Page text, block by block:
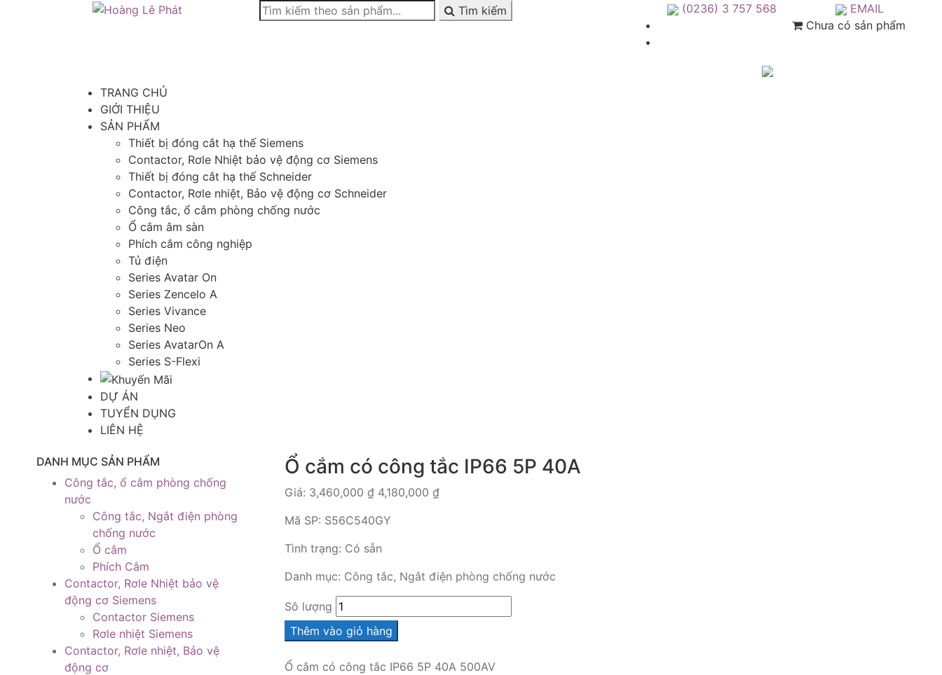
Tìm kiếm (0236) 3 757 568
EMAIL
Chưa có sản phẩm
TRANG CHỦ
GIỚI THIỆU
SẢN PHẨM
Thiết bị đóng cắt hạ thế Siemens
Contactor, Rơle Nhiệt bảo vệ động cơ Siemens
Thiết bị đóng cắt hạ thế Schneider
Contactor, Rơle nhiệt, Bảo vệ động cơ Schneider
Công tắc, ổ cắm phòng chống nước
Ổ cắm âm sàn
Phích cắm công nghiệp
Tủ điện
Series Avatar On
Series Zencelo A
Series Vivance
Series Neo
Series AvatarOn A
Series S-Flexi
DỰ ÁN
TUYỂN DỤNG
LIÊN HỆ
DANH MỤC SẢN PHẨM
Công tắc, ổ cắm phòng chống
nước
Công tắc, Ngắt điện phòng
chống nước
Ổ cắm
Phích Cắm
Contactor, Rơle Nhiệt bảo vệ
động cơ Siemens
Contactor Siemens
Rơle nhiệt Siemens
Contactor, Rơle nhiệt, Bảo vệ
động cơ
Ổ cắm có công tắc IP66 5P 40A
Giá: 3,460,000 ₫ 4,180,000 ₫
Mã SP: S56C540GY
Tình trạng: Có sẵn
Danh mục: Công tắc, Ngắt điện phòng chống nước
Sô lượng
Thêm vào giỏ hàng
Ổ cắm có công tắc IP66 5P 40A 500AV